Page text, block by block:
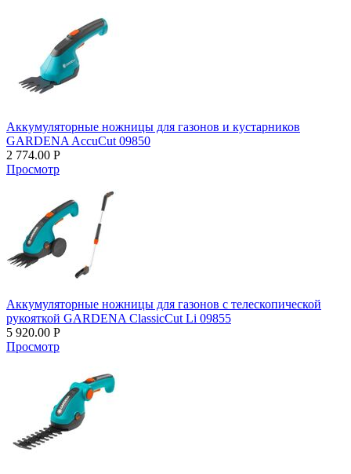
Аккумуляторные ножницы для газонов и кустарников
GARDENA AccuCut 09850
2 774.00 Р
Просмотр
Аккумуляторные ножницы для газонов с телескопической
рукояткой GARDENA ClassicCut Li 09855
5 920.00 Р
Просмотр